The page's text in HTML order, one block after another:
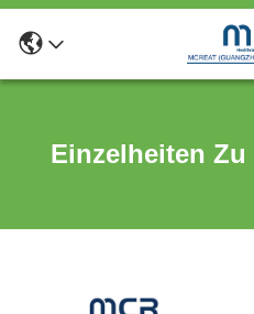
Einzelheiten